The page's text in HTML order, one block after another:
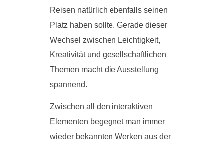
Reisen natürlich ebenfalls seinen
Platz haben sollte. Gerade dieser
Wechsel zwischen Leichtigkeit,
Kreativität und gesellschaftlichen
Themen macht die Ausstellung
spannend.
Zwischen all den interaktiven
Elementen begegnet man immer
wieder bekannten Werken aus der